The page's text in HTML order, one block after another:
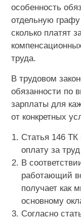
особенность
отдельную
сколько платят
труда.
В трудовом
обязанности по
зарплаты для
от конкретных
Статья 146
оплату за
В
работающий
получает как
основному
Согласно